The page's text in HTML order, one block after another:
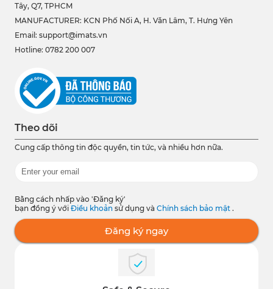
Tây, Q7, TPHCM
MANUFACTURER: KCN Phố Nối A, H. Văn Lâm, T. Hưng Yên
Email: support@imats.vn
Hotline: 0782 200 007
Theo dõi
Cung cấp thông tin độc quyền, tin tức, và nhiều hơn nữa.
Bằng cách nhấp vào 'Đăng ký'
bạn đồng ý với Điều khoản sử dụng và Chính sách bảo mật .
Đăng ký ngay